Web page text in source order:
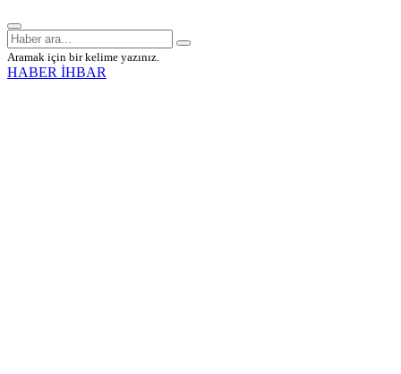
Aramak için bir kelime yazınız.
HABER İHBAR